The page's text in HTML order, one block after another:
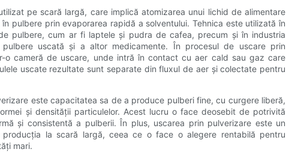
pe scară largă, care implică atomizarea unui lichid de alimentare
pulbere prin evaporarea rapidă a solventului. Tehnica este utilizată în
pulbere, cum ar fi laptele și pudra de cafea, precum și în industria
uscată și a altor medicamente. În procesul de uscare prin
o cameră de uscare, unde intră în contact cu aer cald sau gaz care
uscate rezultate sunt separate din fluxul de aer și colectate pentru
este capacitatea sa de a produce pulberi fine, cu curgere liberă,
și densității particulelor. Acest lucru o face deosebit de potrivită
și consistentă a pulberii. În plus, uscarea prin pulverizare este un
la scară largă, ceea ce o face o alegere rentabilă pentru
mari.